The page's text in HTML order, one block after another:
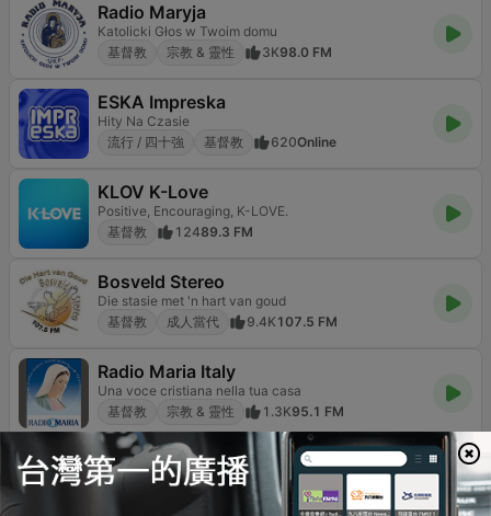
Radio Maryja
Katolicki Głos w Twoim domu
基督教
宗教 & 靈性 3K98.0 FM
ESKA Impreska
Hity Na Czasie
流行 / 四十強
基督教 620Online
KLOV K-Love
Positive, Encouraging, K-LOVE.
基督教
12489.3 FM
Bosveld Stereo
Die stasie met 'n hart van goud
基督教
成人當代 9.4K107.5 FM
Radio Maria Italy
Una voce cristiana nella tua casa
基督教
宗教 & 靈性 1.3K95.1 FM
Gospel FM
Jesus em Primeiro Lugar
福音 90.1 FM